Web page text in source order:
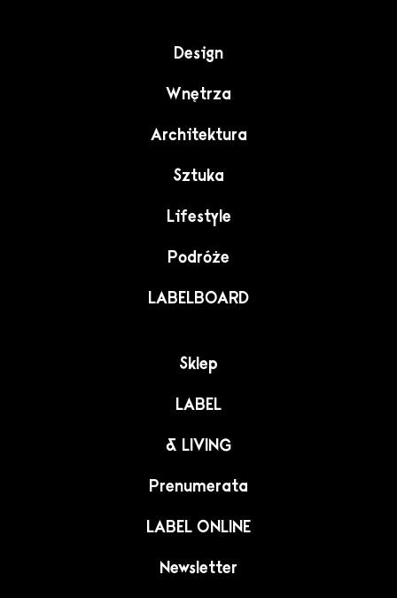
Design
Wnętrza
Architektura
Sztuka
Lifestyle
Podróże
LABELBOARD
Sklep
LABEL
& LIVING
Prenumerata
LABEL ONLINE
Newsletter